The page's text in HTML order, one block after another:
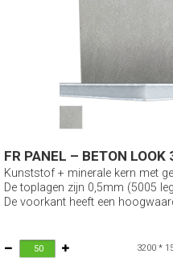
FR PANEL – BETON LOOK
Kunststof + minerale kern met
De toplagen zijn 0,5mm (5005
De voorkant heeft een
3200 *